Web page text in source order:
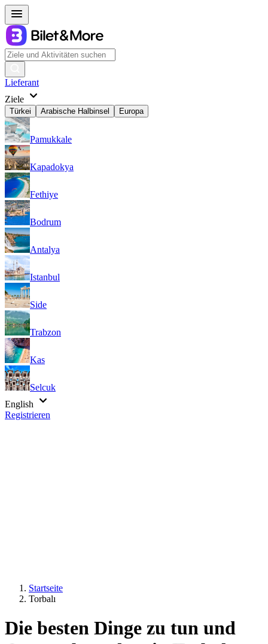
Lieferant
Ziele
Türkei Arabische Halbinsel Europa
Pamukkale
Kapadokya
Fethiye
Bodrum
Antalya
Istanbul
Side
Trabzon
Kas
Selcuk
English
Registrieren
Startseite
Torbalı
Die besten Dinge zu tun und